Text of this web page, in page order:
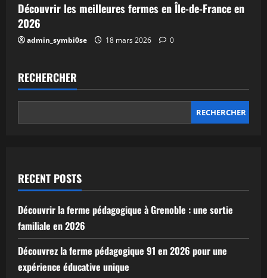
Découvrir les meilleures fermes en Île-de-France en
2026
admin_symbi0se 18 mars 2026 0
RECHERCHER
RECHERCHER
RECENT POSTS
Découvrir la ferme pédagogique à Grenoble : une sortie
familiale en 2026
Découvrez la ferme pédagogique 91 en 2026 pour une
expérience éducative unique